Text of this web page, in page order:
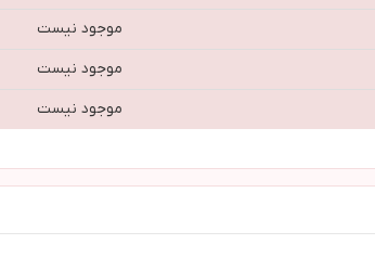
موجود نیست
موجود نیست
موجود نیست